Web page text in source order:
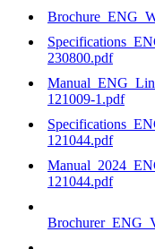
230800.pdf
121009-1.pdf
121044.pdf
121044.pdf